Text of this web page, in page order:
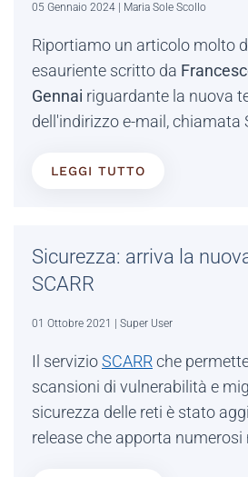
05 Gennaio 2024 | Maria Sole Scollo
Riportiamo un articolo molto
esauriente scritto da
Gennai riguardante la nuova
dell'indirizzo e-mail, chiamata
LEGGI TUTTO
Sicurezza: arriva la
SCARR
01 Ottobre 2021 | Super User
Il servizioSCARR che
scansioni di vulnerabilità e
sicurezza delle reti è stato
release che apporta